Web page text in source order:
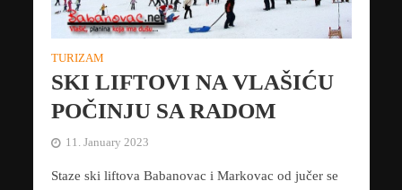
TURIZAM
SKI LIFTOVI NA VLAŠIĆU
POČINJU SA RADOM
11. January 2023
Staze ski liftova Babanovac i Markovac od jučer se